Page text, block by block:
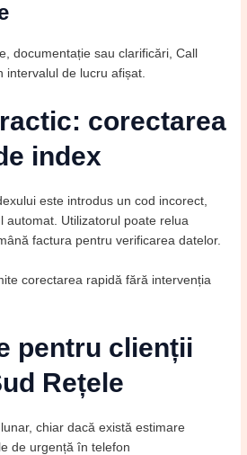
documentație sau clarificări, Call
intervalul de lucru afișat.
corectarea
index
este introdus un cod incorect,
automat. Utilizatorul poate relua
factura pentru verificarea datelor.
corectarea rapidă fără intervenția
pentru clienții
Rețele
chiar dacă există estimare
de urgență în telefon